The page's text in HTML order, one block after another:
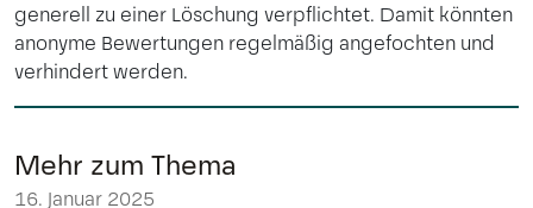
generell zu einer Löschung verpflichtet. Damit könnten
anonyme Bewertungen regelmäßig angefochten und
verhindert werden.
Mehr zum Thema
16. Januar 2025